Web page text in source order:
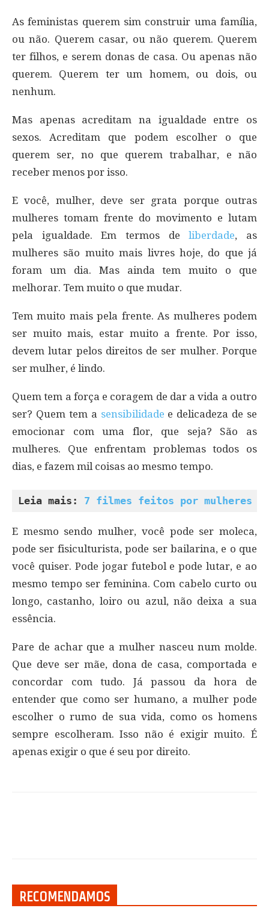
As feministas querem sim construir uma família,
ou não. Querem casar, ou não querem. Querem
ter filhos, e serem donas de casa. Ou apenas não
querem. Querem ter um homem, ou dois, ou
nenhum.
Mas apenas acreditam na igualdade entre os
sexos. Acreditam que podem escolher o que
querem ser, no que querem trabalhar, e não
receber menos por isso.
E você, mulher, deve ser grata porque outras
mulheres tomam frente do movimento e lutam
pela igualdade. Em termos deliberdade, as
mulheres são muito mais livres hoje, do que já
foram um dia. Mas ainda tem muito o que
melhorar. Tem muito o que mudar.
Tem muito mais pela frente. As mulheres podem
ser muito mais, estar muito a frente. Por isso,
devem lutar pelos direitos de ser mulher. Porque
ser mulher, é lindo.
Quem tem a força e coragem de dar a vida a outro
ser? Quem tem a sensibilidade e delicadeza de se
emocionar com uma flor, que seja? São as
mulheres. Que enfrentam problemas todos os
dias, e fazem mil coisas ao mesmo tempo.
Leia mais: 7 filmes feitos por mulheres
E mesmo sendo mulher, você pode ser moleca,
pode ser fisiculturista, pode ser bailarina, e o que
você quiser. Pode jogar futebol e pode lutar, e ao
mesmo tempo ser feminina. Com cabelo curto ou
longo, castanho, loiro ou azul, não deixa a sua
essência.
Pare de achar que a mulher nasceu num molde.
Que deve ser mãe, dona de casa, comportada e
concordar com tudo. Já passou da hora de
entender que como ser humano, a mulher pode
escolher o rumo de sua vida, como os homens
sempre escolheram. Isso não é exigir muito. É
apenas exigir o que é seu por direito.
RECOMENDAMOS